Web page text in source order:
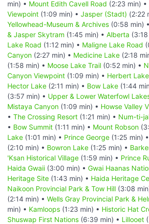
min) • Mount Edith Cavell Road (2:23 min) •
Viewpoint (1:09 min) • Jasper (Stadt) (2:22
Yellowhead-Museum & Archives (0:58 min) •
& Jasper Skytram (1:45 min) • Alberta
Lake Road (1:12 min) • Maligne Lake Road
Canyon (2:27 min) • Medicine Lake (2:18
(1:58 min) • Moose Lake Trail (0:52 min) •
Canyon Viewpoint (1:09 min) • Herbert Lake
Hector Lake (2:11 min) • Bow Lake (1:44
(3:57 min) • Upper & Lower Waterfowl
Mistaya Canyon (1:09 min) • Howse Valley
• The Crossing Resort (1:21 min) • Num-ti-
• Bow Summit (1:11 min) • Mount Robson
Lake (1:01 min) • Prince George (1:25 min) •
(2:10 min) • Bowron Lake (1:25 min) •
'Ksan Historical Village (1:59 min) • Prince
Haida Gwaii (3:00 min) • Gwai Haanas
Heritage Site (1:43 min) • Haida Heritage
Naikoon Provincial Park & Tow Hill (3:08
(2:14 min) • Wells Gray Provincial Park &
min) • Kamloops (1:23 min) • Historic Hat
Shuswap First Nations (6:39 min) • Lillooet